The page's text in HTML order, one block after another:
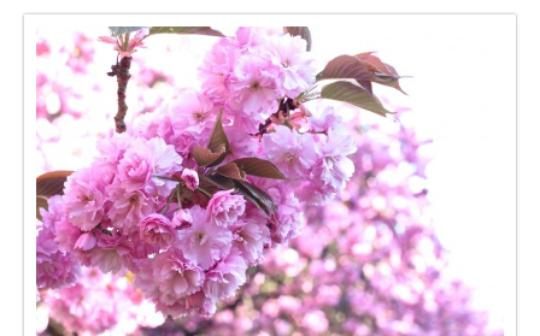
Loisirs
Food & drinks
Cuisine
Séries